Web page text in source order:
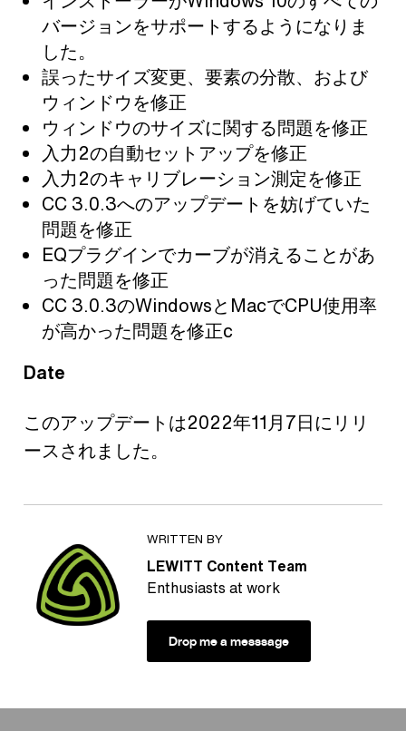
バージョンをサポートするようになりま
した。
誤ったサイズ変更、要素の分散、および
ウィンドウを修正
ウィンドウのサイズに関する問題を修正
入力2の自動セットアップを修正
入力2のキャリブレーション測定を修正
CC 3.0.3へのアップデートを妨げていた
問題を修正
EQプラグインでカーブが消えることがあ
った問題を修正
CC 3.0.3のWindowsとMacでCPU使用率
が高かった問題を修正c
Date
このアップデートは2022年11月7日にリリ
ースされました。
WRITTEN BY
LEWITT Content Team
Enthusiasts at work
Drop me a messsage